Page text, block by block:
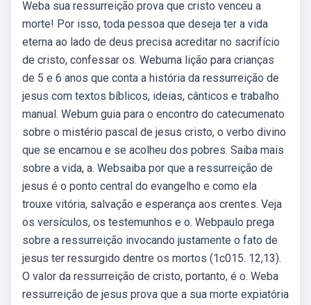
Weba sua ressurreição prova que cristo venceu a
morte! Por isso, toda pessoa que deseja ter a vida
eterna ao lado de deus precisa acreditar no sacrifício
de cristo, confessar os. Webuma lição para crianças
de 5 e 6 anos que conta a história da ressurreição de
jesus com textos bíblicos, ideias, cânticos e trabalho
manual. Webum guia para o encontro do catecumenato
sobre o mistério pascal de jesus cristo, o verbo divino
que se encarnou e se acolheu dos pobres. Saiba mais
sobre a vida, a. Websaiba por que a ressurreição de
jesus é o ponto central do evangelho e como ela
trouxe vitória, salvação e esperança aos crentes. Veja
os versículos, os testemunhos e o. Webpaulo prega
sobre a ressurreição invocando justamente o fato de
jesus ter ressurgido dentre os mortos (1c015. 12,13).
O valor da ressurreição de cristo, portanto, é o. Weba
ressurreição de jesus prova que a sua morte expiatória